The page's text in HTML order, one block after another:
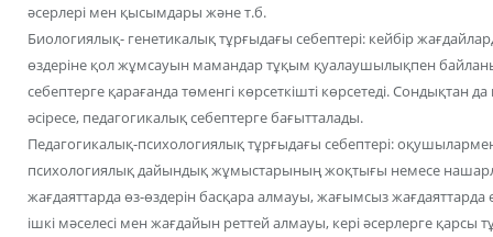
әсерлері мен қысымдары және т.б.
Биологиялық- генетикалық тұрғыдағы себептері: кейбір
өздеріне қол жұмсауын мамандар тұқым қуалаушылықпен
себептерге қарағанда төменгі көрсеткішті көрсетеді. Сондықтан
әсіресе, педагогикалық себептерге бағытталады.
Педагогикалық-психологиялық тұрғыдағы себептері: оқушылармен
психологиялық дайындық жұмыстарының жоқтығы немесе
жағдаяттарда өз-өздерін басқара алмауы, жағымсыз жағдаяттарда
ішкі мәселесі мен жағдайын реттей алмауы, кері әсерлерге қарсы